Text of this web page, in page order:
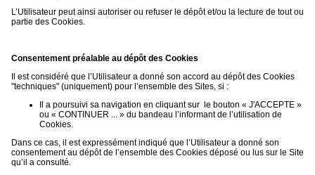
L’Utilisateur peut ainsi autoriser ou refuser le dépôt et/ou la lecture de tout ou
partie des Cookies.
Consentement préalable au dépôt des Cookies
Il est considéré que l’Utilisateur a donné son accord au dépôt des Cookies
"techniques" (uniquement) pour l’ensemble des Sites, si :
Il a poursuivi sa navigation en cliquant sur le bouton « J'ACCEPTE »
ou « CONTINUER ... » du bandeau l’informant de l’utilisation de
Cookies.
Dans ce cas, il est expressément indiqué que l’Utilisateur a donné son
consentement au dépôt de l’ensemble des Cookies déposé ou lus sur le Site
qu’il a consulté.